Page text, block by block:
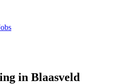
in Blaasveld